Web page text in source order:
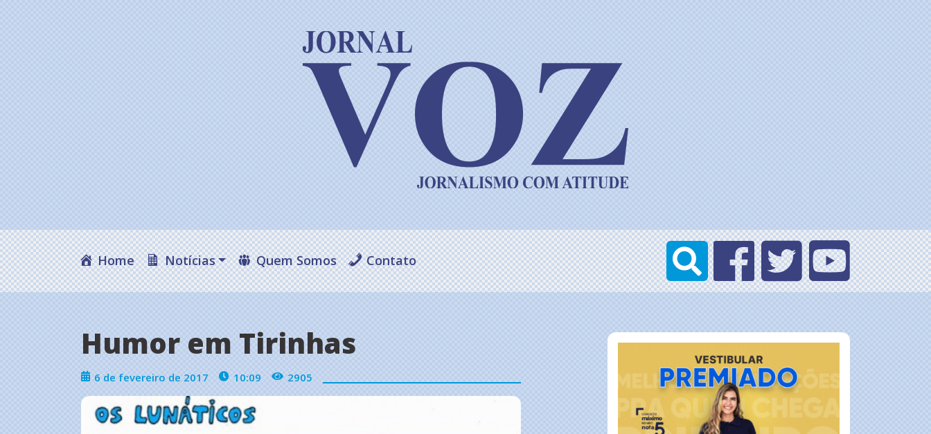
Home Notícias Quem Somos Contato
Humor em Tirinhas
6 de fevereiro de 2017 10:09 2905